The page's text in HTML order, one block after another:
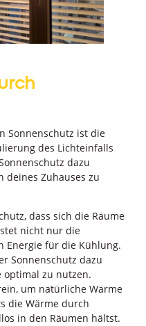
Sonnenschutz ist die
des Lichteinfalls
dazu
deines Zuhauses zu
dass sich die Räume
nicht nur die
Energie für die Kühlung.
Sonnenschutz dazu
optimal zu nutzen.
um natürliche Wärme
die Wärme durch
in den Räumen hältst.